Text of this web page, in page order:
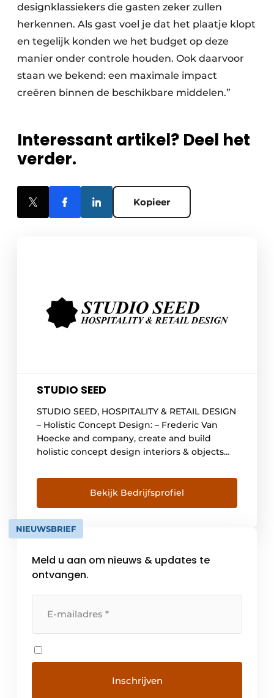
designklassiekers die gasten zeker zullen
herkennen. Als gast voel je dat het plaatje klopt
en tegelijk konden we het budget op deze
manier onder controle houden. Ook daarvoor
staan we bekend: een maximale impact
creëren binnen de beschikbare middelen.”
Interessant artikel? Deel het
verder.
Kopieer
STUDIO SEED
STUDIO SEED, HOSPITALITY & RETAIL DESIGN
– Holistic Concept Design: – Frederic Van
Hoecke and company, create and build
holistic concept design interiors & objects
Studio Seed. With purpose and between
rock’n roll and art. Because more than just
cosmetics, these times need vision that
works in the […]
Bekijk Bedrijfsprofiel
NIEUWSBRIEF
Meld u aan om nieuws & updates te
ontvangen.